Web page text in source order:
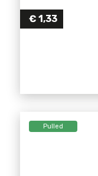
€ 1,33
Pulled